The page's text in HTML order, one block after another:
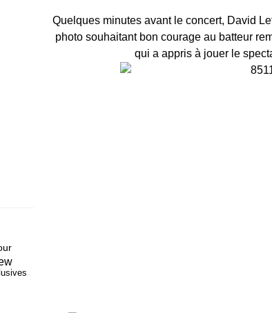
Quelques minutes avant le concert, David
photo souhaitant bon courage au batteur
qui a appris à jouer le